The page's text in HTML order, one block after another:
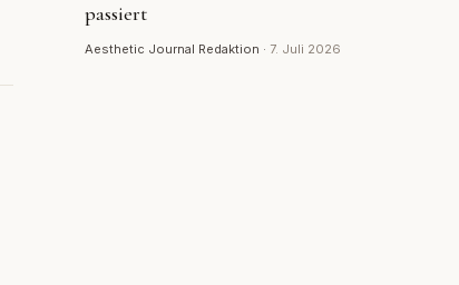
passiert
Aesthetic Journal Redaktion · 7. Juli 2026